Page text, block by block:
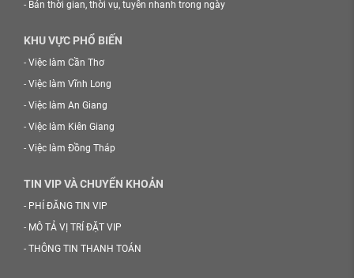
- Bán thời gian, thời vụ, tuyển nhanh trong ngày
KHU VỰC PHỔ BIẾN
- Việc làm Cần Thơ
- Việc làm Vĩnh Long
- Việc làm An Giang
- Việc làm Kiên Giang
- Việc làm Đồng Tháp
TIN VIP VÀ CHUYỂN KHOẢN
- PHÍ ĐĂNG TIN VIP
- MÔ TẢ VỊ TRÍ ĐẶT VIP
- THÔNG TIN THANH TOÁN